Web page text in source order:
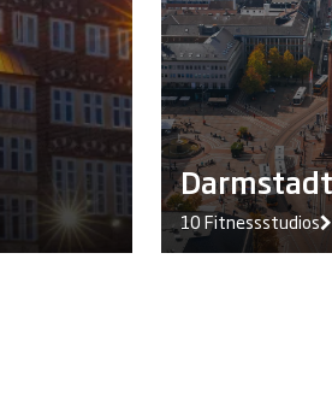
Darmstadt
10 Fitnessstudios